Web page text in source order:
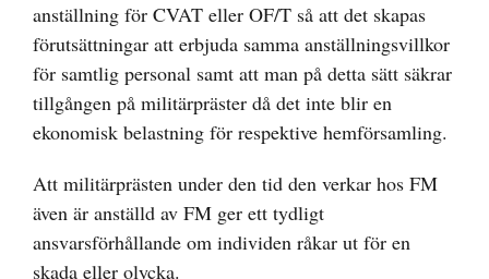
anställning för CVAT eller OF/T så att det skapas
förutsättningar att erbjuda samma anställningsvillkor
för samtlig personal samt att man på detta sätt säkrar
tillgången på militärpräster då det inte blir en
ekonomisk belastning för respektive hemförsamling.
Att militärprästen under den tid den verkar hos FM
även är anställd av FM ger ett tydligt
ansvarsförhållande om individen råkar ut för en
skada eller olycka.